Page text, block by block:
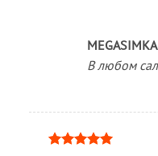
MEGASIMKA
В любом